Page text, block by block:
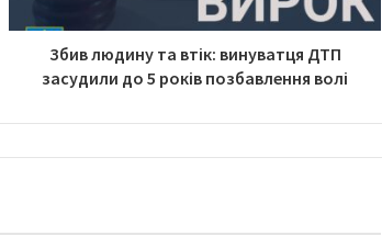
Збив людину та втік: винуватця ДТП
засудили до 5 років позбавлення волі